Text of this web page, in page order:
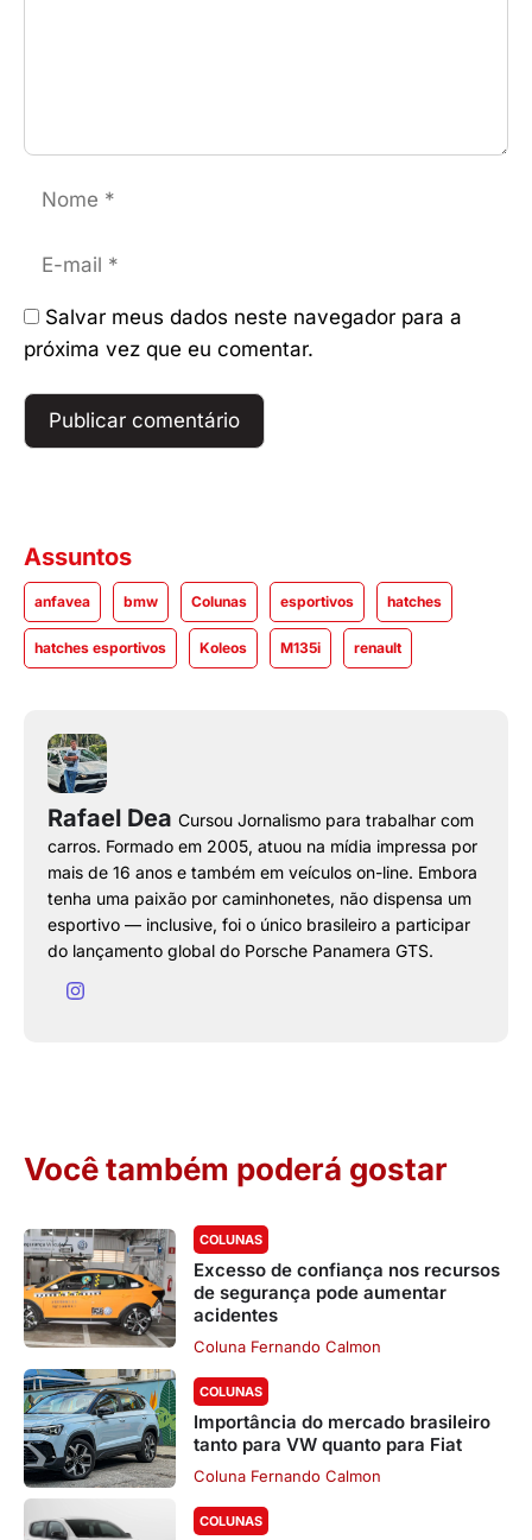
Nome
E-
mail
Salvar meus dados neste navegador para a
próxima vez que eu comentar.
Assuntos
anfavea bmw Colunas esportivos hatches
hatches esportivos Koleos M135i renault
Rafael Dea Cursou Jornalismo para trabalhar com
carros. Formado em 2005, atuou na mídia impressa por
mais de 16 anos e também em veículos on-line. Embora
tenha uma paixão por caminhonetes, não dispensa um
esportivo — inclusive, foi o único brasileiro a participar
do lançamento global do Porsche Panamera GTS.
Você também poderá gostar
COLUNAS
Excesso de confiança nos recursos
de segurança pode aumentar
acidentes
Coluna Fernando Calmon
COLUNAS
Importância do mercado brasileiro
tanto para VW quanto para Fiat
Coluna Fernando Calmon
COLUNAS